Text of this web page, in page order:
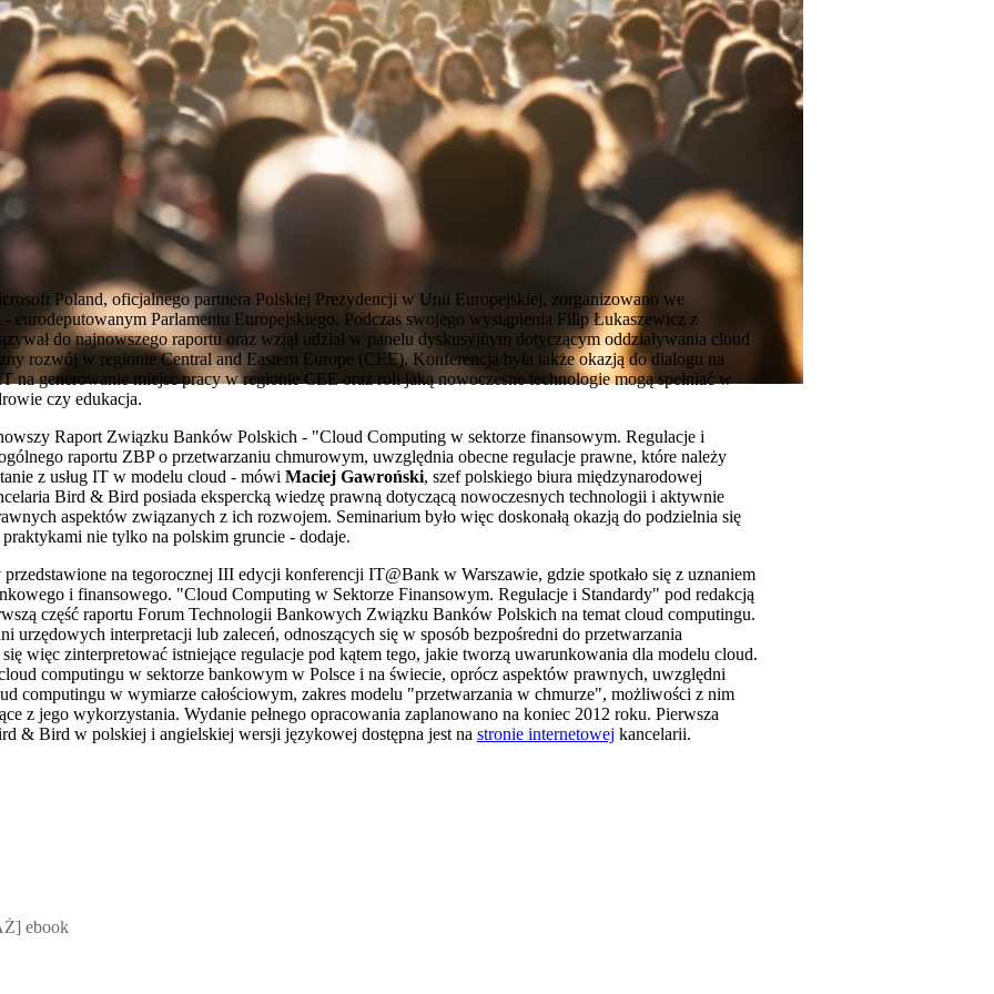
Poland, oficjalnego partnera Polskiej Prezydencji w Unii Europejskiej, zorganizowano we
- eurodeputowanym Parlamentu Europejskiego. Podczas swojego wystąpienia Filip Łukaszewicz z
do najnowszego raportu oraz wziął udział w panelu dyskusyjnym dotyczącym oddziaływania cloud
rozwój w regionie Central and Eastern Europe (CEE). Konferencja była także okazją do dialogu na
na generowanie miejsc pracy w regionie CEE oraz roli jaką nowoczesne technologie mogą spełniać w
czy edukacja.
Raport Związku Banków Polskich - "Cloud Computing w sektorze finansowym. Regulacje i
raportu ZBP o przetwarzaniu chmurowym, uwzględnia obecne regulacje prawne, które należy
z usług IT w modelu cloud - mówi Maciej Gawroński, szef polskiego biura międzynarodowej
Bird & Bird posiada ekspercką wiedzę prawną dotyczącą nowoczesnych technologii i aktywnie
aspektów związanych z ich rozwojem. Seminarium było więc doskonałą okazją do podzielnia się
nie tylko na polskim gruncie - dodaje.
przedstawione na tegorocznej III edycji konferencji IT@Bank w Warszawie, gdzie spotkało się z uznaniem
i finansowego. "Cloud Computing w Sektorze Finansowym. Regulacje i Standardy" pod redakcją
część raportu Forum Technologii Bankowych Związku Banków Polskich na temat cloud computingu.
urzędowych interpretacji lub zaleceń, odnoszących się w sposób bezpośredni do przetwarzania
więc zinterpretować istniejące regulacje pod kątem tego, jakie tworzą uwarunkowania dla modelu cloud.
computingu w sektorze bankowym w Polsce i na świecie, oprócz aspektów prawnych, uwzględni
computingu w wymiarze całościowym, zakres modelu "przetwarzania w chmurze", możliwości z nim
z jego wykorzystania. Wydanie pełnego opracowania zaplanowano na koniec 2012 roku. Pierwsza
& Bird w polskiej i angielskiej wersji językowej dostępna jest na stronie internetowej kancelarii.
ebook